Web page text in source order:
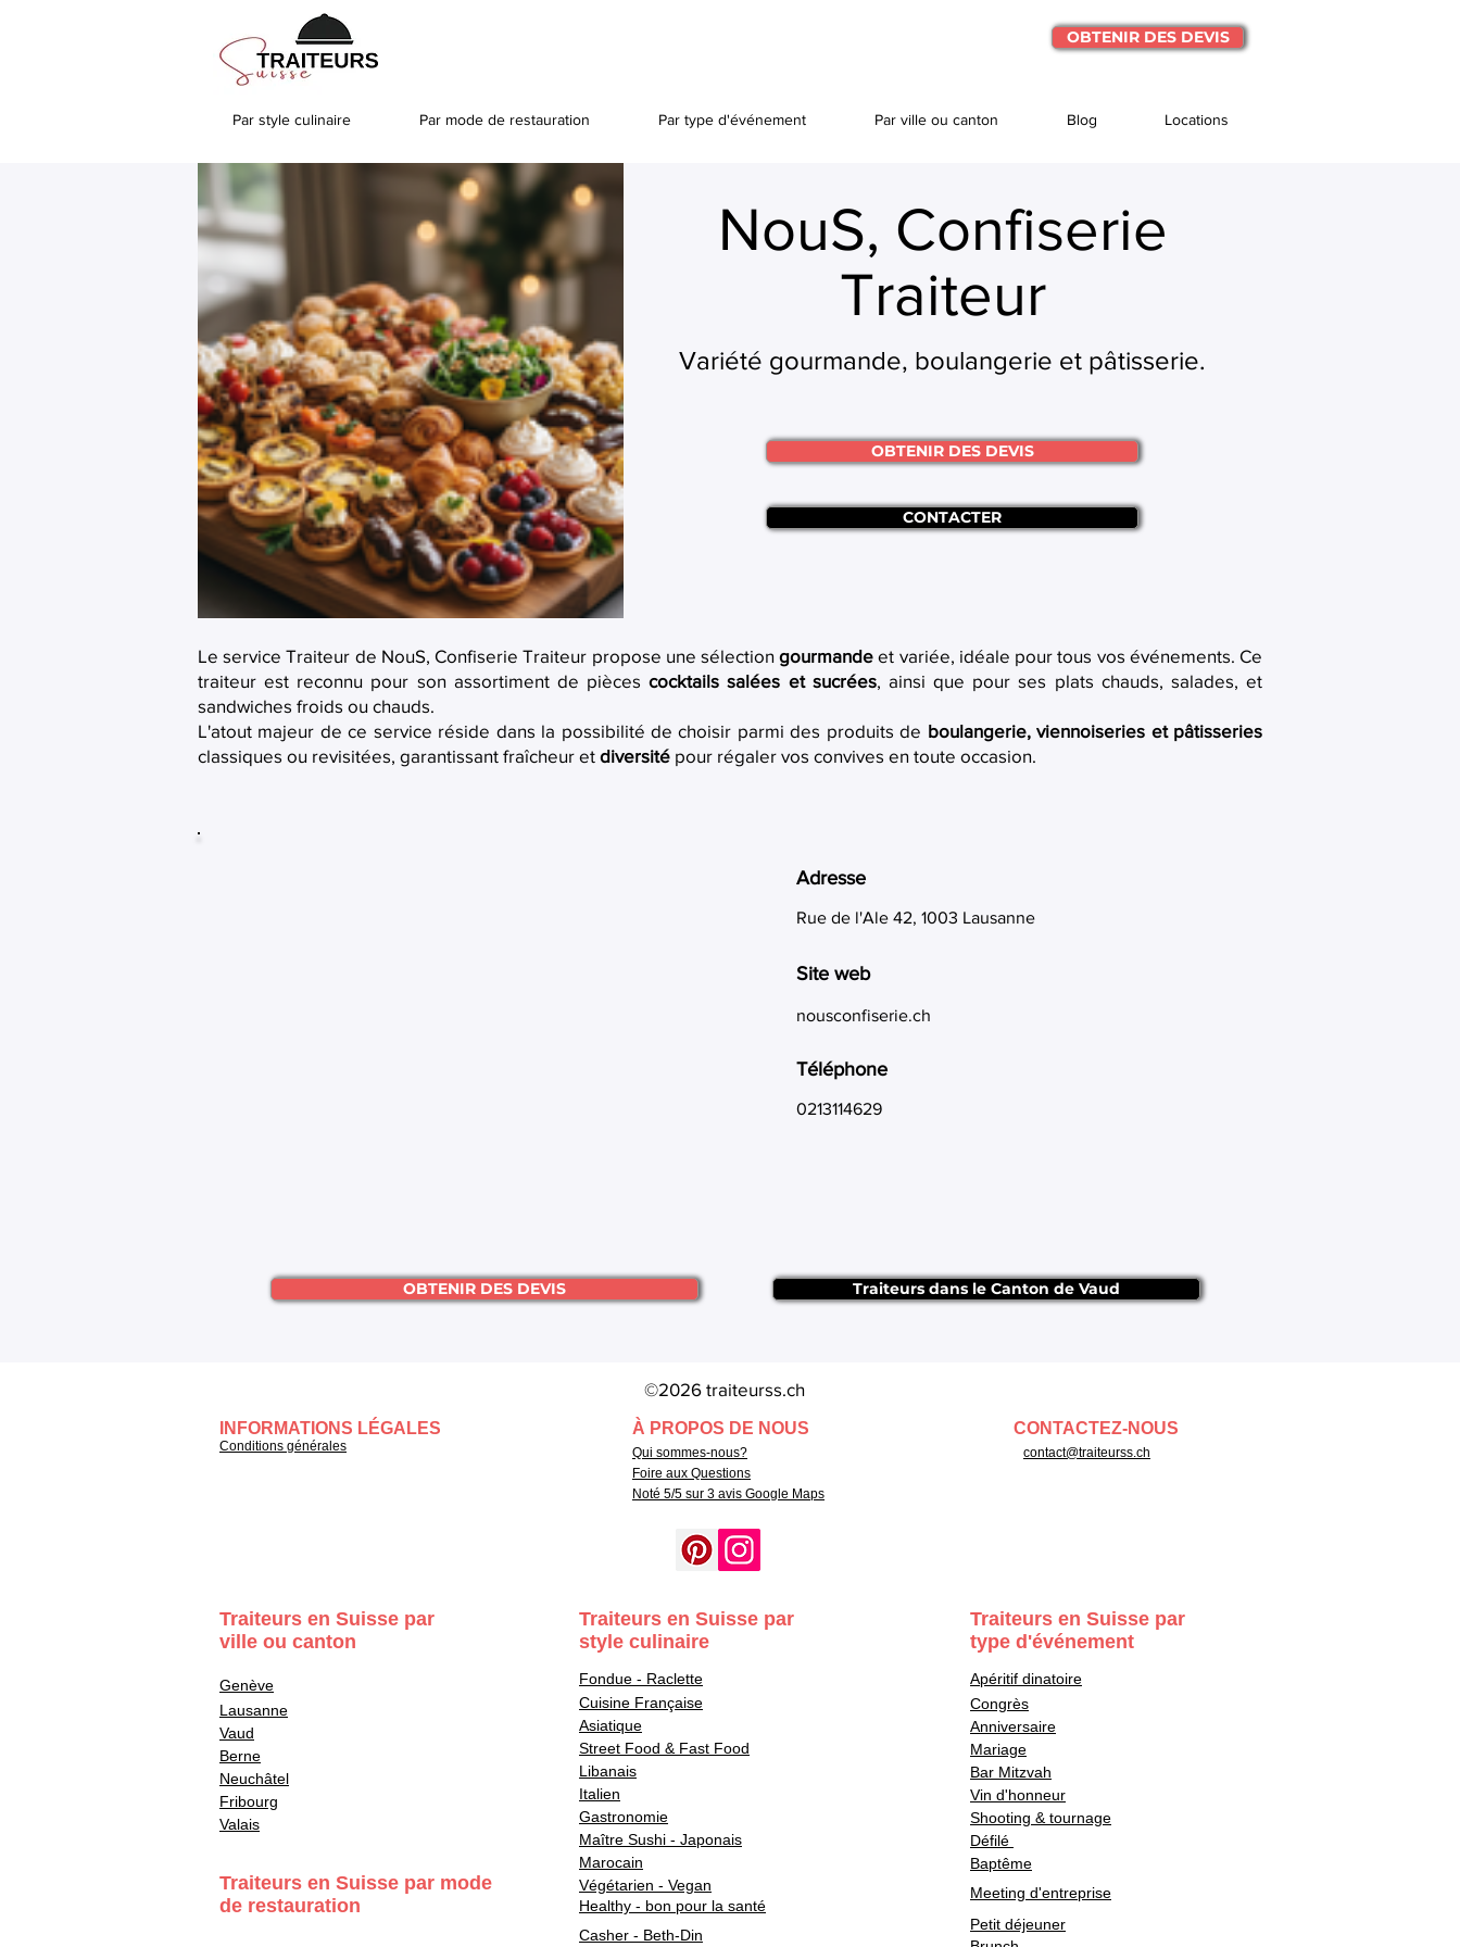
OBTENIR DES DEVIS
Par style culinaire Par mode de restauration Par type d'événement Par ville ou canton Blog Locations
NouS, Confiserie
Traiteur
Variété gourmande, boulangerie et pâtisserie.
OBTENIR DES DEVIS
CONTACTER
Le service Traiteur de NouS, Confiserie Traiteur propose une sélectiongourmande et variée, idéale pour tous vos événements. Ce
traiteur est reconnu pour son assortiment de piècescocktails salées et sucrées, ainsi que pour ses plats chauds, salades, et
sandwiches froids ou chauds.
L'atout majeur de ce service réside dans la possibilité de choisir parmi des produits de boulangerie, viennoiseries et pâtisseries
classiques ou revisitées, garantissant fraîcheur et diversité pour régaler vos convives en toute occasion.
Adresse
Rue de l'Ale 42, 1003 Lausanne
Site web
nousconfiserie.ch
Téléphone
0213114629
OBTENIR DES DEVIS Traiteurs dans le Canton de Vaud
©2026 traiteurss.ch
INFORMATIONS LÉGALES
Conditions générales
À PROPOS DE NOUS
Qui sommes-nous?
CONTACTEZ-NOUS
contact@traiteurss.ch
Foire aux Questions
Noté 5/5 sur 3 avis Google Maps
Traiteurs en Suisse par
ville ou canton
Genève
Lausanne
Vaud
Berne
Neuchâtel
Fribourg
Valais
Traiteurs en Suisse par
style culinaire
Fondue - Raclette
Cuisine Française
Asiatique
Street Food & Fast Food
Libanais
Italien
Gastronomie
Maître Sushi - Japonais
Marocain
Traiteurs en Suisse par mode
de restauration
Végétarien - Vegan
Healthy - bon pour la santé
Casher - Beth-Din
Traiteurs en Suisse par
type d'événement
Apéritif dinatoire
Congrès
Anniversaire
Mariage
Bar Mitzvah
Vin d'honneur
Shooting & tournage
Défilé
Baptême
Meeting d'entreprise
Petit déjeuner